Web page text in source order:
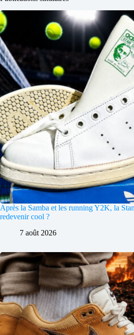
Après la Samba et les running Y2K, la
redevenir cool ?
7 août 2026